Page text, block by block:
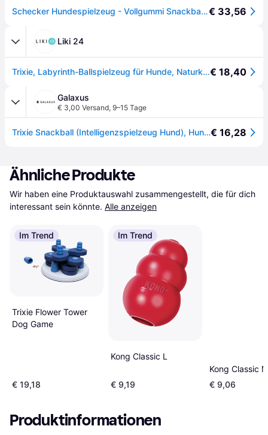
Schecker Hundespielzeug - Vollgummi Snackball Ball 1 St€ 33,56
Liki 24
Trixie, Labyrinth-Ballspielzeug für Hunde, Naturkautschuk, 11cm, multicolor€ 18,40
Galaxus
€ 3,00 Versand, 9–15 Tage
Trixie Snackball (Intelligenzspielzeug Hund), Hundespielzeug€ 16,28
Ähnliche Produkte
Wir haben eine Produktauswahl zusammengestellt, die für dich
interessant sein könnte. Alle anzeigen
Im Trend
Trixie Flower Tower
Dog Game
€ 19,18
Im Trend
Kong Classic L
€ 9,19
Kong Classic M
€ 9,06
Produktinformationen